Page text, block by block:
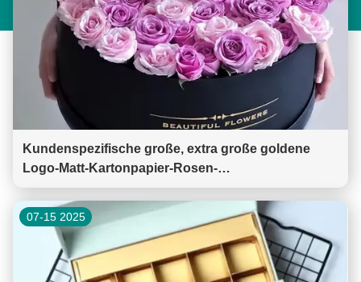
Kundenspezifische große, extra große goldene
Logo-Matt-Kartonpapier-Rosen-
Blumenverpackung, schwarze runde
Blumenhutschachtel mit Deckel
07-15 2025